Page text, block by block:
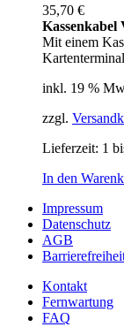
35,70 €
Kassenkabel
Mit einem
inkl. 19 %
zzgl.
Lieferzeit: 1
In den
Impressum
Datenschutz
AGB
Kontakt
Fernwartung
FAQ